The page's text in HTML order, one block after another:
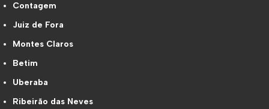
Contagem
Juiz de Fora
Montes Claros
Betim
Uberaba
Ribeirão das Neves